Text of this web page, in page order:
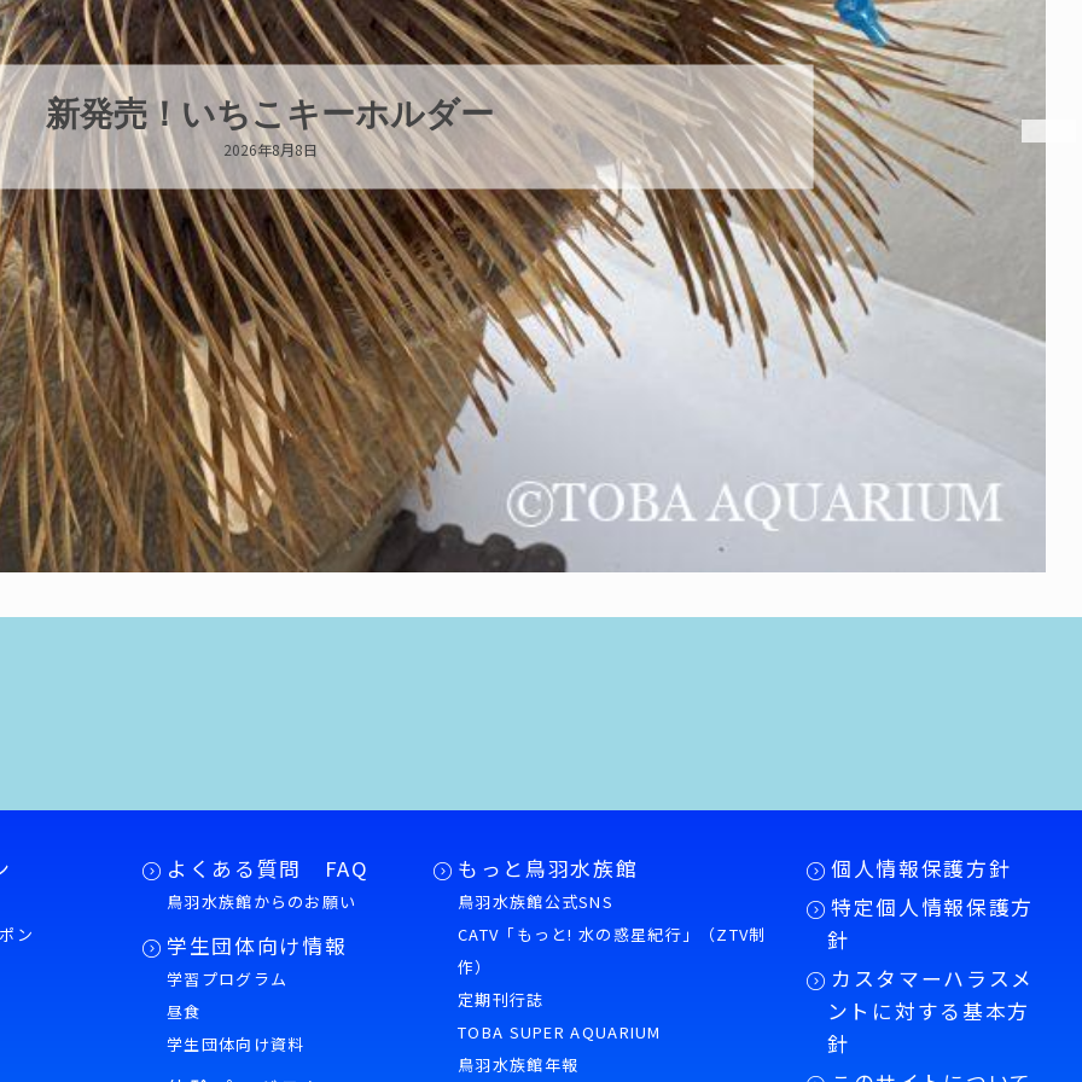
いちこキーホルダー
2026年8月8日
ン
よくある質問 FAQ
鳥羽水族館からのお願い
学生団体向け情報
学習プログラム
昼食
学生団体向け資料
もっと鳥羽水族館
鳥羽水族館公式SNS
CATV「もっと! 水の惑星紀行」（ZTV制
作）
定期刊行誌
TOBA SUPER AQUARIUM
鳥羽水族館年報
個人情報保護方針
特定個人情報保護方
針
カスタマーハラスメ
ントに対する基本方
針